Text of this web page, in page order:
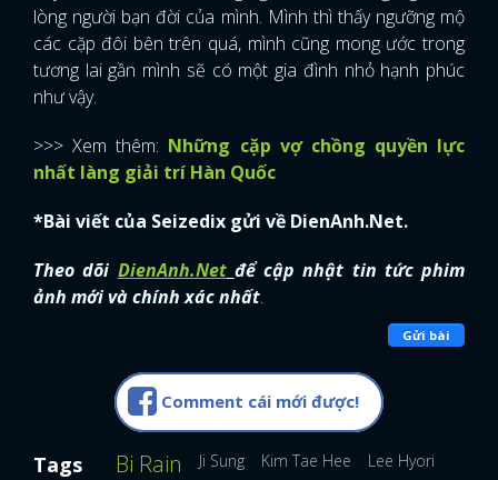
lòng người bạn đời của mình. Mình thì thấy ngưỡng mộ
các cặp đôi bên trên quá, mình cũng mong ước trong
tương lai gần mình sẽ có một gia đình nhỏ hạnh phúc
như vậy.
>>> Xem thêm: Những cặp vợ chồng quyền lực
nhất làng giải trí Hàn Quốc
*Bài viết của Seizedix gửi về DienAnh.Net.
Theo dõi DienAnh.Net để cập nhật tin tức phim
ảnh mới và chính xác nhất.
Gửi bài
Comment cái mới được!
Tags Bi Rain Ji Sung Kim Tae Hee Lee Hyori